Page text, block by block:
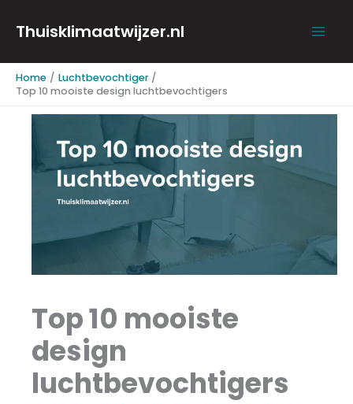
inhoud
Thuisklimaatwijzer.nl
Home
Luchtbevochtiger
Top 10 mooiste design luchtbevochtigers
Top 10 mooiste
design
luchtbevochtigers